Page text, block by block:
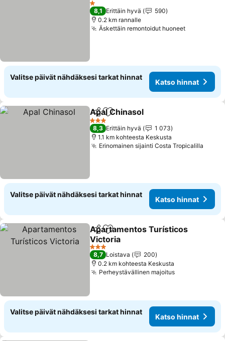
1 Tähtiluokitus
8,1 Erittäin hyvä
590
0.2 km rannalle
Äskettäin remontoidut huoneetKatso
Valitse päivät nähdäksesi tarkat hinnat
Katso hinnat
Jaa Lisää suosikkeihin
Apal Chinasol
3 Tähtiluokitus
8,3 Erittäin hyvä
1 073
1.1 km kohteesta Keskusta
Erinomainen sijainti Costa Tropicalilla
Valitse päivät nähdäksesi tarkat hinnat
Katso hinnat
Jaa Lisää suosikkeihin
Apartamentos Turísticos
Victoria
Katso hinnat
3 Tähtiluokitus
8,7 Loistava
200
0.2 km kohteesta Keskusta
Perheystävällinen majoitusKatso hinnat
Valitse päivät nähdäksesi tarkat hinnat
Katso hinnat